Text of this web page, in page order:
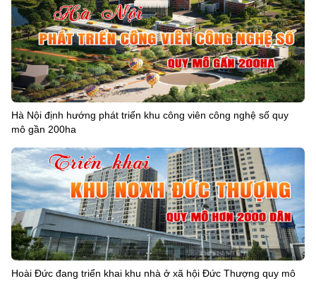
Hà Nội định hướng phát triển khu công viên công nghệ số quy
mô gần 200ha
Hoài Đức đang triển khai khu nhà ở xã hội Đức Thượng quy mô